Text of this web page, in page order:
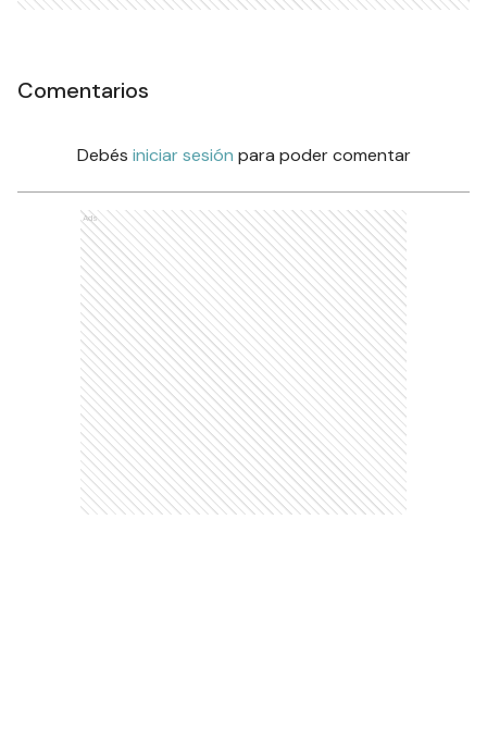
Comentarios
Debés iniciar sesión para poder comentar
Ads